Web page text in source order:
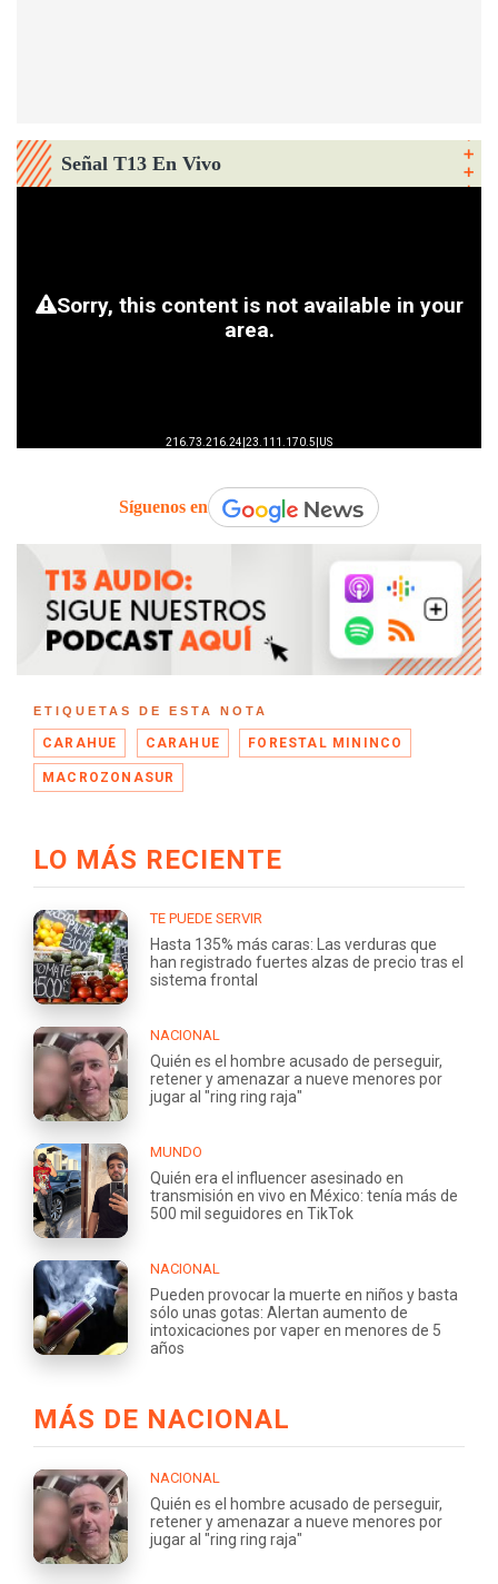
Señal T13 En Vivo
Síguenos en
ETIQUETAS DE ESTA NOTA
CARAHUE CARAHUE FORESTAL MININCO
MACROZONASUR
LO MÁS RECIENTE
TE PUEDE SERVIR
Hasta 135% más caras: Las verduras que
han registrado fuertes alzas de precio tras el
sistema frontal
NACIONAL
Quién es el hombre acusado de perseguir,
retener y amenazar a nueve menores por
jugar al "ring ring raja"
MUNDO
Quién era el influencer asesinado en
transmisión en vivo en México: tenía más de
500 mil seguidores en TikTok
NACIONAL
Pueden provocar la muerte en niños y basta
sólo unas gotas: Alertan aumento de
intoxicaciones por vaper en menores de 5
años
MÁS DE NACIONAL
NACIONAL
Quién es el hombre acusado de perseguir,
retener y amenazar a nueve menores por
jugar al "ring ring raja"